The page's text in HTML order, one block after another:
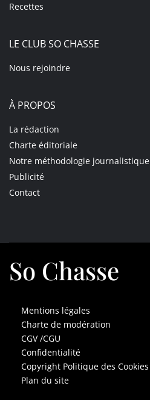
Recettes
LE CLUB SO CHASSE
Nous rejoindre
À PROPOS
La rédaction
Charte éditoriale
Notre méthodologie journalistique
Publicité
Contact
So Chasse
Mentions légales
Charte de modération
CGV /CGU
Confidentialité
Copyright Politique des Cookies
Plan du site